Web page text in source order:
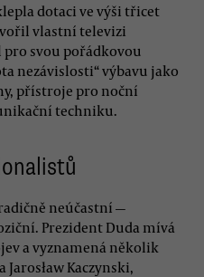
dotaci ve výši třicet
vlastní televizi
pro svou pořádkovou
nezávislosti“ výbavu jako
přístroje pro noční
techniku.
neúčastní —
Prezident Duda mívá
a vyznamená několik
Kaczynski,